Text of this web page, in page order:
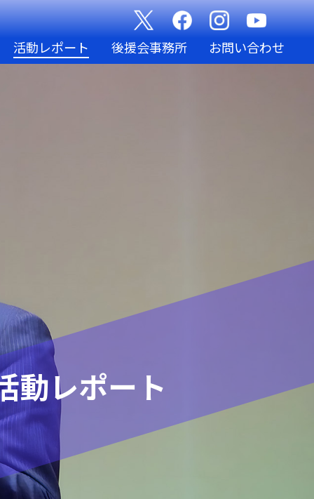
活動レポート 後援会事務所 お問い合わせ
動レポート